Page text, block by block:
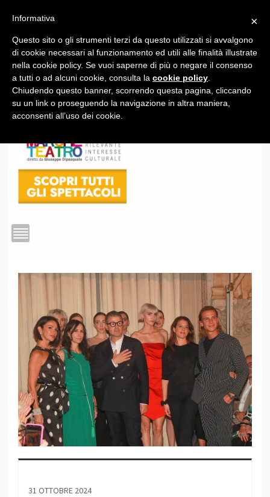
1
31 OTTOBRE 2024
×
Informativa
Questo sito o gli strumenti terzi da questo utilizzati si avvalgono
di cookie necessari al funzionamento ed utili alle finalità illustrate
nella cookie policy. Se vuoi saperne di più o negare il consenso
a tutti o ad alcuni cookie, consulta la cookie policy
Chiudendo questo banner, scorrendo questa pagina, cliccando
su un link o proseguendo la navigazione in altra maniera,
acconsenti all’uso dei cookie.